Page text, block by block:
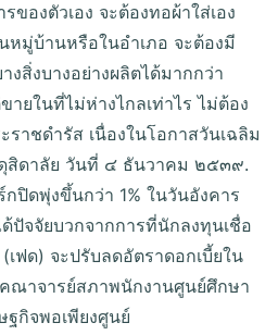
ของตัวเอง จะต้องทอผ้าใส่เอง
หมู่บ้านหรือในอำเภอ จะต้องมี
สิ่งบางอย่างผลิตได้มากกว่า
ยในที่ไม่ห่างไกลเท่าไร ไม่ต้อง
าชดำรัส เนื่องในโอกาสวันเฉลิม
ดาลัย วันที่ ๔ ธันวาคม ๒๕๓๙.
ปิดพุ่งขึ้นกว่า 1% ในวันอังคาร
ปัจจัยบวกจากการที่นักลงทุนเชื่อ
ฟด) จะปรับลดอัตราดอกเบี้ยใน
ณาจารย์สภาพนักงานศูนย์ศึกษา
กิจพอเพียงศูนย์